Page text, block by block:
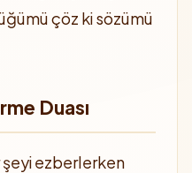
çöz ki sözümü
Duası
ezberlerken